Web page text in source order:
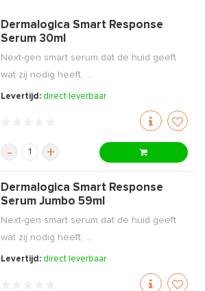
Dermalogica Smart Response
Serum 30ml
Next-gen smart serum dat de huid geeft
wat zij nodig heeft, ...
Levertijd: direct leverbaar
- +
Dermalogica Smart Response
Serum Jumbo 59ml
Next-gen smart serum dat de huid geeft
wat zij nodig heeft, ...
Levertijd: direct leverbaar